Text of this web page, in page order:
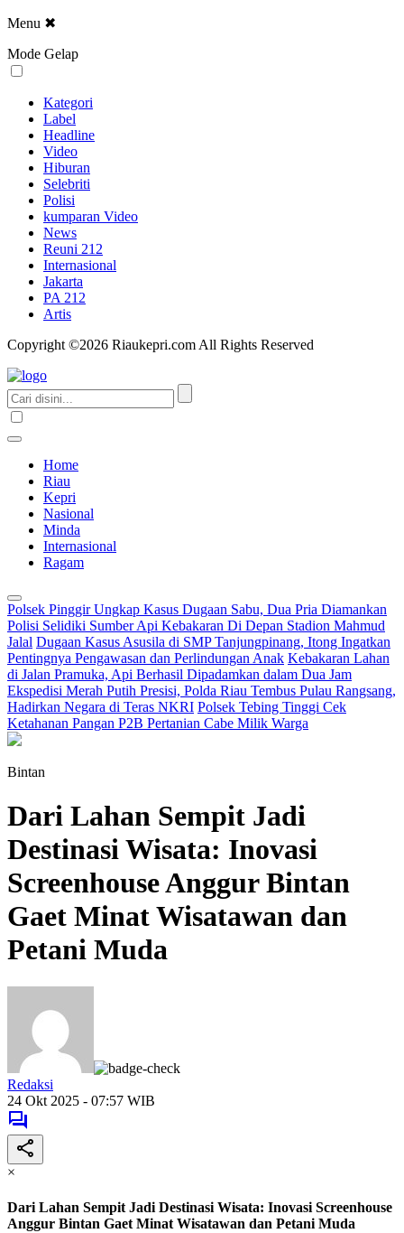
Menu ✖
Mode Gelap
Kategori
Label
Headline
Video
Hiburan
Selebriti
Polisi
kumparan Video
News
Reuni 212
Internasional
Jakarta
PA 212
Artis
Copyright ©2026 Riaukepri.com All Rights Reserved
Home
Riau
Kepri
Nasional
Minda
Internasional
Ragam
Polsek Pinggir Ungkap Kasus Dugaan Sabu, Dua Pria Diamankan
Polisi Selidiki Sumber Api Kebakaran Di Depan Stadion Mahmud
Jalal Dugaan Kasus Asusila di SMP Tanjungpinang, Itong Ingatkan
Pentingnya Pengawasan dan Perlindungan Anak Kebakaran Lahan
di Jalan Pramuka, Api Berhasil Dipadamkan dalam Dua Jam
Ekspedisi Merah Putih Presisi, Polda Riau Tembus Pulau Rangsang,
Hadirkan Negara di Teras NKRI Polsek Tebing Tinggi Cek
Ketahanan Pangan P2B Pertanian Cabe Milik Warga
Bintan
Dari Lahan Sempit Jadi
Destinasi Wisata: Inovasi
Screenhouse Anggur Bintan
Gaet Minat Wisatawan dan
Petani Muda
Redaksi
24 Okt 2025 - 07:57 WIB
×
Dari Lahan Sempit Jadi Destinasi Wisata: Inovasi Screenhouse
Anggur Bintan Gaet Minat Wisatawan dan Petani Muda